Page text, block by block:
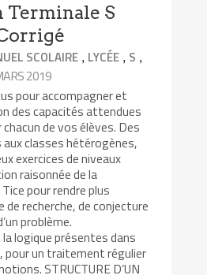
Terminale S
SCOLAIRE , LYCÉE , S ,
2019
pour accompagner et
des capacités attendues
de vos élèves. Des
classes hétérogènes,
exercices de niveaux
raisonnée de la
pour rendre plus
recherche, de conjecture
problème.
logique présentes dans
pour un traitement régulier
STRUCTURE D’UN